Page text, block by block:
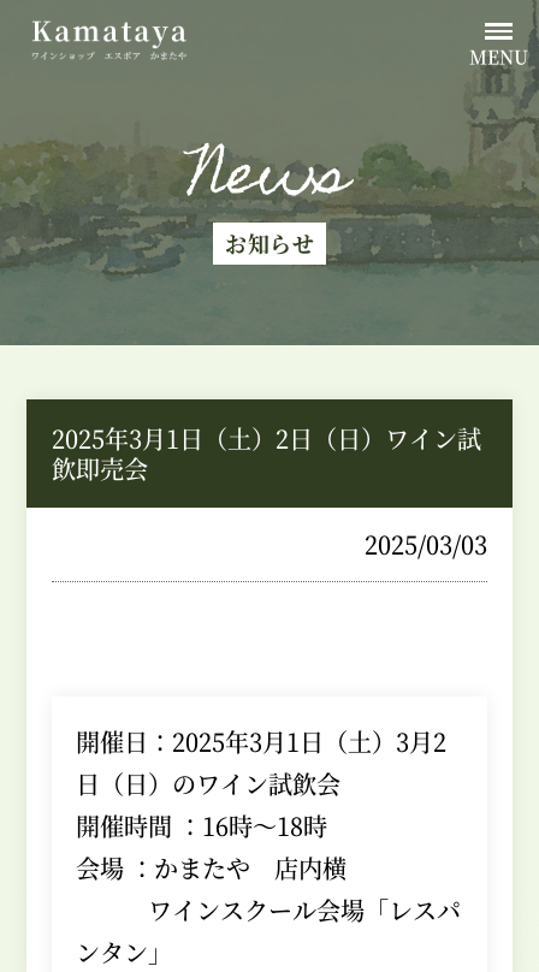
MENU
News
お知らせ
2025年3月1日（土）2日（日）ワイン試
飲即売会
2025/03/03
開催日：2025年3月1日（土）3月2
日（日）のワイン試飲会
開催時間 ：16時～18時
会場 ：かまたや 店内横
ワインスクール会場「レスパ
ンタン」